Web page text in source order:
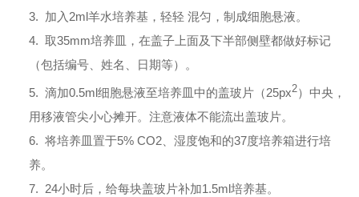
3. 加入2ml羊水培养基，轻轻 混匀，制成细胞悬液。
4. 取35mm培养皿，在盖子上面及下半部侧壁都做好标记
（包括编号、姓名、日期等）。
5. 滴加0.5ml细胞悬液至培养皿中的盖玻片（25px2） 中央，
用移液管尖小心摊开。注意液体不能流出盖玻片。
6. 将培养皿置于5% CO2、湿度饱和的37度培养箱进行培
养。
7. 24小时后，给每块盖玻片补加1.5ml培养基。